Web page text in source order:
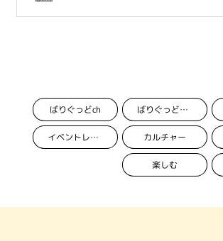
ばりぐっどch ばりぐっど編集部
イベントレポート カルチャー
楽しむ